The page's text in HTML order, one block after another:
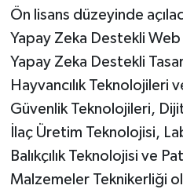
Ön lisans düzeyinde
Yapay Zeka Destekli Web
Yapay Zeka Destekli
Hayvancılık Teknolojileri
Güvenlik Teknolojileri,
İlaç Üretim Teknolojisi,
Balıkçılık Teknolojisi ve
Malzemeler Teknikerliği